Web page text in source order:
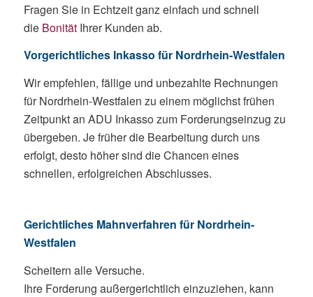
Fragen Sie in Echtzeit ganz einfach und schnell
die BonitätIhrer Kunden ab.
Vorgerichtliches Inkasso für Nordrhein-Westfalen
Wir empfehlen, fällige und unbezahlte Rechnungen
für Nordrhein-Westfalen zu einem möglichst frühen
Zeitpunkt an ADU Inkasso zum Forderungseinzug zu
übergeben. Je früher die Bearbeitung durch uns
erfolgt, desto höher sind die Chancen eines
schnellen, erfolgreichen Abschlusses.
Gerichtliches Mahnverfahren für Nordrhein-
Westfalen
Scheitern alle Versuche.
Ihre Forderung außergerichtlich einzuziehen, kann